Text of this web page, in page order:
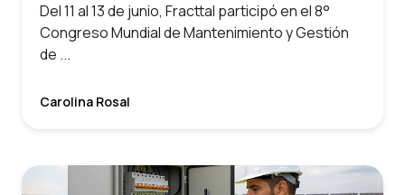
Del 11 al 13 de junio, Fracttal participó en el 8°
Congreso Mundial de Mantenimiento y Gestión
de ...
Carolina Rosal